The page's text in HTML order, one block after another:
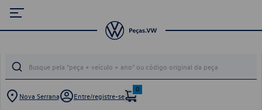
Nova Serrana Entre/registre-se
0